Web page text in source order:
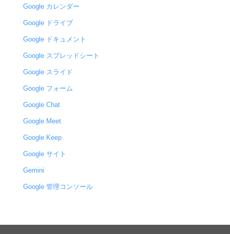
Google カレンダー
Google ドライブ
Google ドキュメント
Google スプレッドシート
Google スライド
Google フォーム
Google Chat
Google Meet
Google Keep
Google サイト
Gemini
Google 管理コンソール